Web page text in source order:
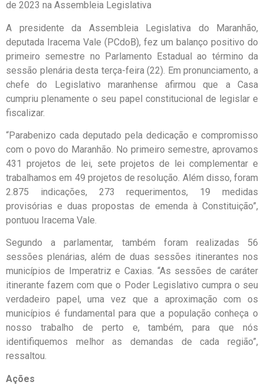
A presidente da Assembleia Legislativa do Maranhão,
deputada Iracema Vale (PCdoB), fez um balanço positivo do
primeiro semestre no Parlamento Estadual ao término da
sessão plenária desta terça-feira (22). Em pronunciamento, a
chefe do Legislativo maranhense afirmou que a Casa
cumpriu plenamente o seu papel constitucional de legislar e
fiscalizar.
“Parabenizo cada deputado pela dedicação e compromisso
com o povo do Maranhão. No primeiro semestre, aprovamos
431 projetos de lei, sete projetos de lei complementar e
trabalhamos em 49 projetos de resolução. Além disso, foram
2.875 indicações, 273 requerimentos, 19 medidas
provisórias e duas propostas de emenda à Constituição”,
pontuou Iracema Vale.
Segundo a parlamentar, também foram realizadas 56
sessões plenárias, além de duas sessões itinerantes nos
municípios de Imperatriz e Caxias. “As sessões de caráter
itinerante fazem com que o Poder Legislativo cumpra o seu
verdadeiro papel, uma vez que a aproximação com os
municípios é fundamental para que a população conheça o
nosso trabalho de perto e, também, para que nós
identifiquemos melhor as demandas de cada região”,
ressaltou.
Ações